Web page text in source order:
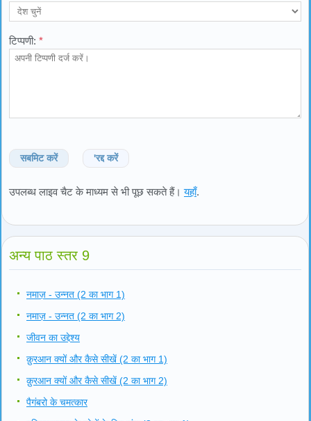
टिप्पणी: *
सबमिट करें 'रद्द करें
उपलब्ध लाइव चैट के माध्यम से भी पूछ सकते हैं।यहाँ.
अन्य पाठ स्तर 9
नमाज़ - उन्नत (2 का भाग 1)
नमाज़ - उन्नत (2 का भाग 2)
जीवन का उद्देश्य
क़ुरआन क्यों और कैसे सीखें (2 का भाग 1)
क़ुरआन क्यों और कैसे सीखें (2 का भाग 2)
पैगंबरो के चमत्कार